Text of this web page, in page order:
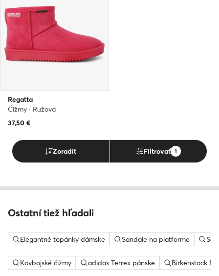
Regatta
Čižmy · Ružová
37,50 €
Zoradiť Filtrovať 1
Ostatní tiež hľadali
Elegantné topánky dámske Sandale na platforme
Kovbojské čižmy adidas Terrex pánske Birkenstock